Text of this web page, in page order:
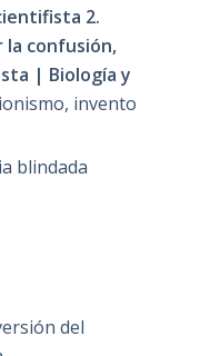
2.
la confusión,
| Biología y
invento
blindada
del